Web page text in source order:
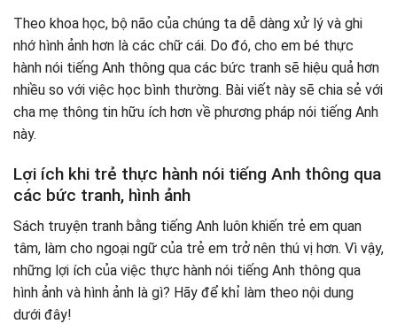
5 cách để thực hành nói tiếng Anh thông qua hình ảnh
đơn giản và hiệu quả cho trẻ em
Thực hành nói tiếng Anh thông qua sách ảnh
Truyện tranh
Hình ảnh trực tuyến
Để trẻ thực hành nói tiếng Anh thông qua các bức
tranh, cha mẹ cần chú ý đến điều gì?
Theo khoa học, bộ não của chúng ta dễ dàng xử lý và ghi
nhớ hình ảnh hơn là các chữ cái. Do đó, cho em bé thực
hành nói tiếng Anh thông qua các bức tranh sẽ hiệu quả hơn
nhiều so với việc học bình thường. Bài viết này sẽ chia sẻ với
cha mẹ thông tin hữu ích hơn về phương pháp nói tiếng Anh
này.
Lợi ích khi trẻ thực hành nói tiếng Anh thông qua
các bức tranh, hình ảnh
Sách truyện tranh bằng tiếng Anh luôn khiến trẻ em quan
tâm, làm cho ngoại ngữ của trẻ em trở nên thú vị hơn. Vì vậy,
những lợi ích của việc thực hành nói tiếng Anh thông qua
hình ảnh và hình ảnh là gì? Hãy để khỉ làm theo nội dung
dưới đây!